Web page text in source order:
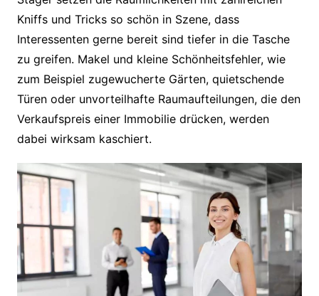
Kniffs und Tricks so schön in Szene, dass
Interessenten gerne bereit sind tiefer in die Tasche
zu greifen. Makel und kleine Schönheitsfehler, wie
zum Beispiel zugewucherte Gärten, quietschende
Türen oder unvorteilhafte Raumaufteilungen, die den
Verkaufspreis einer Immobilie drücken, werden
dabei wirksam kaschiert.